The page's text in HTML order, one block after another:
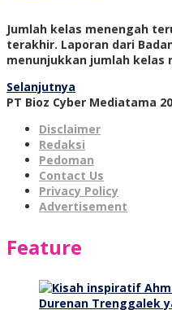
Jumlah kelas menengah
terakhir. Laporan dari
menunjukkan jumlah kelas
Selanjutnya
PT Bioz Cyber Mediatama
Disclaimer
Redaksi
Pedoman
Contact Us
Privacy Policy
Advertisement
Feature